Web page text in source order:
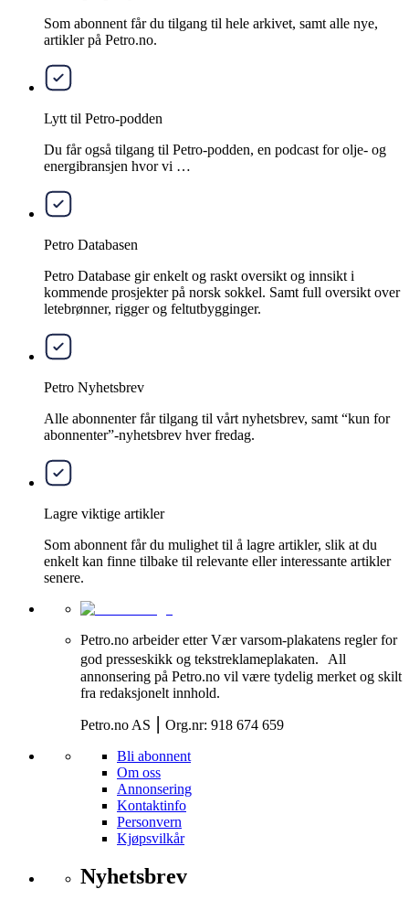
Som abonnent får du tilgang til hele arkivet, samt alle nye,
artikler på Petro.no.
Lytt til Petro-podden
Du får også tilgang til Petro-podden, en podcast for olje- og
energibransjen hvor vi …
Petro Databasen
Petro Database gir enkelt og raskt oversikt og innsikt i
kommende prosjekter på norsk sokkel. Samt full oversikt over
letebrønner, rigger og feltutbygginger.
Petro Nyhetsbrev
Alle abonnenter får tilgang til vårt nyhetsbrev, samt “kun for
abonnenter”-nyhetsbrev hver fredag.
Lagre viktige artikler
Som abonnent får du mulighet til å lagre artikler, slik at du
enkelt kan finne tilbake til relevante eller interessante artikler
senere.
Petro.no arbeider etter Vær varsom-plakatens regler for
god presseskikk og tekstreklameplakaten. All
annonsering på Petro.no vil være tydelig merket og skilt
fra redaksjonelt innhold.
Petro.no AS ⎮ Org.nr: 918 674 659
Bli abonnent
Om oss
Annonsering
Kontaktinfo
Personvern
Kjøpsvilkår
Nyhetsbrev